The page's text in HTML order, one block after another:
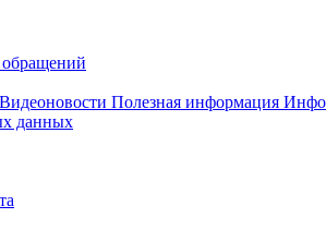
обращений
Видеоновости Полезная информация
данных